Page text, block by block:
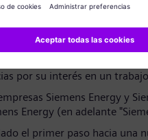
sobre privacidad
candidato:
por su interés en un
Siemens Energy y
Energy (en adelante
el primer paso hacia una